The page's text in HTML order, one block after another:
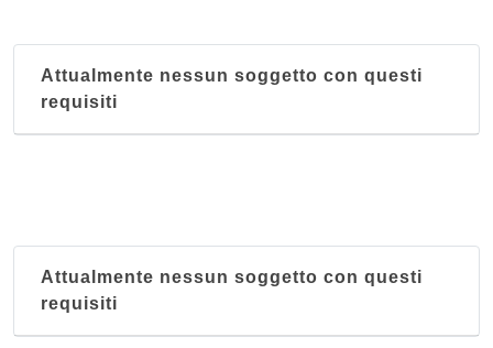
Attualmente nessun soggetto con questi
requisiti
Attualmente nessun soggetto con questi
requisiti